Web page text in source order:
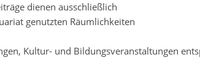
dienen ausschließlich
genutzten Räumlichkeiten
Kultur- und Bildungsveranstaltungen